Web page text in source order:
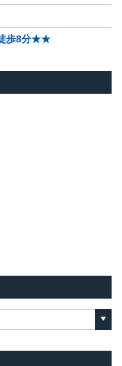
徒歩8分★★